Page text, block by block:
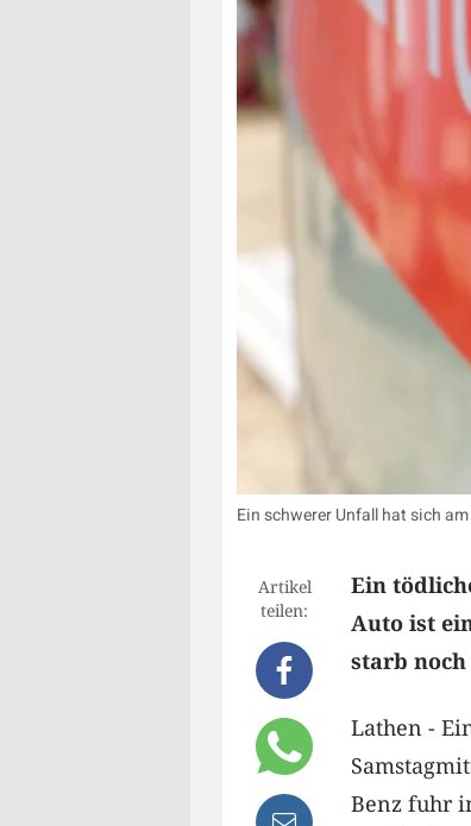
Ein schwerer Unfall hat sich
Artikel
teilen:
Ein
Auto ist
starb
Lathen -
Benz fuhr